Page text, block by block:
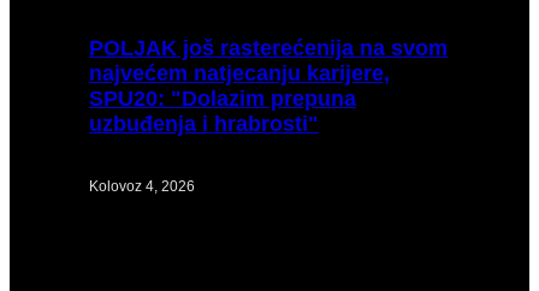
POLJAK još rasterećenija na svom
najvećem natjecanju karijere,
SPU20: "Dolazim prepuna
uzbuđenja i hrabrosti"
Kolovoz 4, 2026